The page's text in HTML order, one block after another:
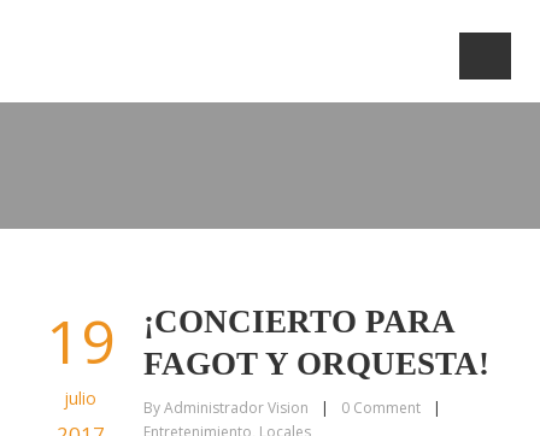
19
julio
¡CONCIERTO PARA
FAGOT Y ORQUESTA!
ByAdministrador Vision | 0 Comment
|
Entretenimiento, Locales